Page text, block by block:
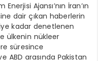
Ajansı’nın İran’ın
dair çıkan haberlerin
kadar denetlenen
ülkenin nükleer
süresince
ABD arasında Pakistan